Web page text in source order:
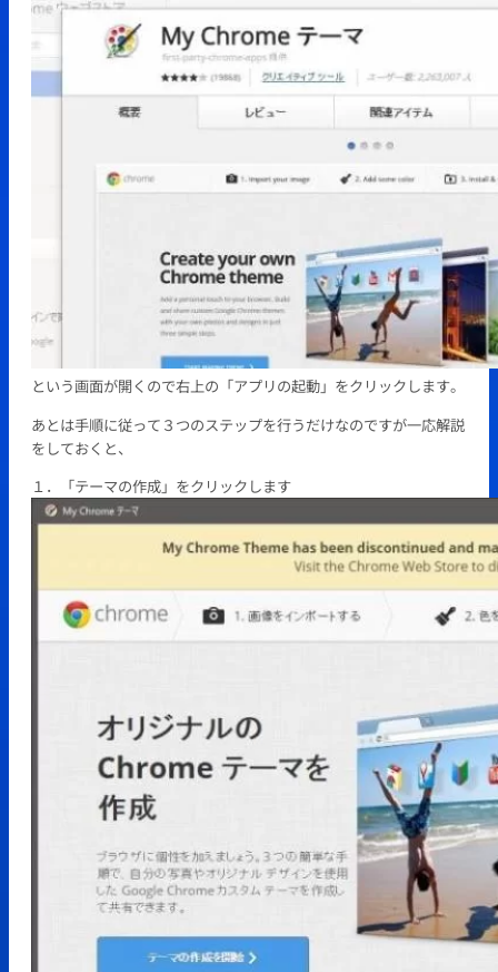
という画面が開くので右上の「アプリの起動」をクリックします。
あとは手順に従って３つのステップを行うだけなのですが一応解説
をしておくと、
１．「テーマの作成」をクリックします